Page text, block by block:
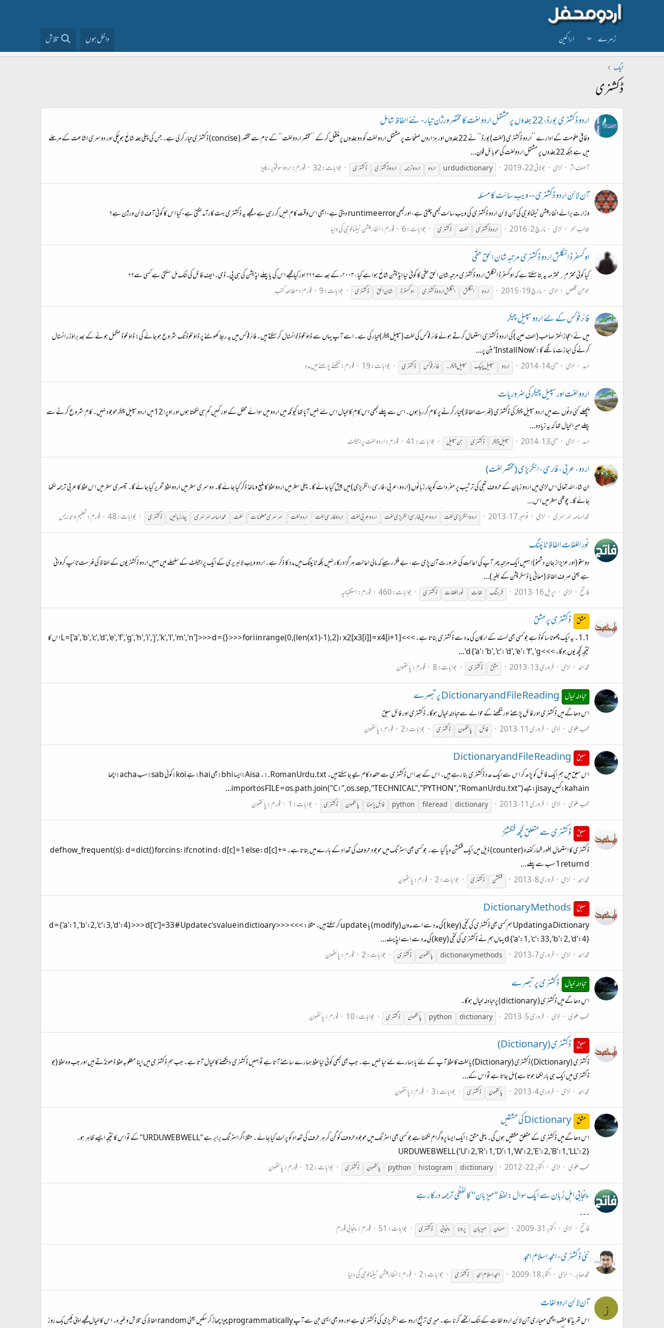
زمرے اراکین داخل ہوں تلاش
ٹیگ
ڈکشنری
اردو ڈکشنری بورڈ، 22 جلدوں پر مشتمل اردو لغت کا مختصر ورژن تیار - نئے الفاظ شامل
وفاقی حکومت کے ادارے ’’اردو ڈکشنری (لغت) بورڈ‘‘ نے 22 جلدوں اور ہزاروں صفحات پر مشتمل اردو لغت کو دو جلدوں پرمنتقل کر کے ’’مختصراردولغت‘‘ کے نام سے مختصر ( concise) ڈکشنری تیار کر لی ہے۔ جس کی پہلی جلد شائع ہوچکی اور دوسری اشاعت کے مرحلے
میں ہے جبکہ 22 جلدوں پر مشتمل اردولغت کی موبائل فون...
آصف اثر لڑی جولائی 22، 2019 urdu dictionary اردو اردو ترجمہ اردوڈکشنری ڈکشنری جوابات: 32 فورم:اردو سوفٹویر ریلیز
آن لائن اردو ڈکشنری -- ویب سائٹ کا مسئلہ
وزارت برائے انفارمیشن ٹیکنالوجی کی آن لائن اردو ڈکشنری کی ویب سائٹ کبھی چلتی ہے، اور کبھی runtime error دیتی ہے- ابھی اس وقت کام نہیں کر رہی ہے- مجھے یہ ڈکشنری بہت کارآمد لگتی ہے- کیا اس کا کوئی آف لائن ورژن ہے؟
طالب سحر لڑی مارچ 2، 2016 اردوڈکشنری لغت ڈکشنری جوابات: 6 فورم:انفارمیشن ٹیکنالوجی کی دنیا
اوکسفرڈ انگلش اردو ڈکشنری مرتبہ شان الحق حقّی
کیا کوئی محترم؍محترمہ یہ بتا سکتے ہے کہ اوکسفرڈ انگلش اردو ڈکشنری مرتبہ شان الحق حقّی کا کوئی نیا ایڈیشن شائع ہوا ہے کیا ،۲۰۰۳ء کے بعد سے؟؟؟ اور کیا مجھے اس کی یا پہلے ایڈیشن کی ہی پی۔ڈی۔ایف فائل کی لنک مل سکتی ہے کسی سے؟؟
مومن مخلص
لڑی مارچ 19، 2015 اردو انگلش انگلش اردوڈکشنری اوکسفرڈ شان الحق ڈکشنری جوابات: 9 فورم:مطالعہ کتب
فائرفوکس کے لئے اردو سپیل چیکر
میں نے اعجاز اختر صاحب ( الف عین ) کی اردو ڈکشنری استعمال کرتے ہوئے فائر فوکس کی لغت (سپیل چیکر) تیار کی ہے۔ اسے آپ یہاں سے ڈاؤنلوڈ/انسٹال کر سکتے ہیں۔ فائرفوکس میں یہ ربط کھولنے پر ڈاؤنلوڈنگ شروع ہو جائے گی: ڈاؤنلوڈ مکمل ہونے کے بعد براؤزر انسٹال
کرنے کی اجازت مانگے گا: 'Install Now' بٹن پر...
اسد لڑی مئی 14، 2014 اردو سپیل چیک سپیل چیکر۔ فائرفوکس ڈکشنری جوابات: 19 فورم:لکھنے پڑھنے میں مدد
اردو لغت اور سپیل چیکر کی ضروریات
پچھلے کئی دنوں سے میں اردو سپیل چیکر کی ڈکشنری (فہرستِ الفاظ) تیار کرنے پر کام کر رہا ہوں۔ اس سے پہلے کبھی اس کام کا خیال اس لئے نہیں آیا تھا کیونکہ میں اردو میں سوائے محفل کے اور کہیں کم ہی لکھتا ہوں اور اوپرا 12 میں اردو سپیل چیکر موجود نہیں۔ کام شروع کرنے سے
پہلے میرا خیال تھا کہ یہ زیادہ...
اسد لڑی مئی 13، 2014 سپیل چیکر ڈکشنری ہن سپیل جوابات: 41 فورم:اردو لغت پراجیکٹ‌
اردو ، عربی ، فارسی ، انگریزی (مختصر لغت)
ان شاء اللہ تعالیٰ اس لڑی میں اردو زبان کے حروف تہجی کی ترتیب پر مفردات کو چار زبانوں (اردو،عربی،فارسی،انگریزی) میں پیش کیا جائے گا۔ پہلی سطر میں اردو لفظ کا منبع و ماخذ ذکر کیا جائے گا۔ دوسری سطر میں اردو لفظ تحریر کیا جائے گا۔ تیسری سطر میں اس لفظ کا عربی ترجمہ لکھا
جائے گا۔ چوتھی سطر میں اس...
محمد اسامہ سَرسَری
لڑی نومبر 17، 2013 اردو انگریزی لغت اردو عربی فارسی انگریزی لغت اردو عربی لغت اردو فارسی لغت اردو لغت سرسری معلومات لغت محمد اسامہ سَرسَری چار زبانیں ڈکشنری جوابات: 48 فورم:تعلیم و تدریس
نور اللغات الفاظ ٹائپنگ
دوستو (اور عزیز از جان دشمنو)! ہمیں ایک مرتبہ پھر آپ کی اعانت کی ضرورت آن پڑی ہے، بے فکر رہیے کہ مالی اعانت ہر گز درکار نہیں بلکہ ٹائپنگ میں مدد کا ذکر ہے۔ اردو ویب لائبریری کے ایک پراجیکٹ کے سلسلے میں ہمیں اردو ڈکشنریوں کے الفاظ کی فہرست ٹائپ کروانی
ہے یعنی صرف الفاظ (معانی یا ڈسکرپشن کے بغیر)...
فاتح لڑی اپریل 16، 2013 فرہنگ لغات نور اللغات ڈکشنری جوابات: 460 فورم:استقبالیہ
مشق ڈکشنری پر مشق
1.1 ۔ یہ ایک چھوٹا سا کوڈ ہے جو کسی بھی لسٹ کے ارکان کی مدد سے ڈکشنری بناتا ہے۔ >>> L = ['a','b','c','d','e','f','g','h','i','j','k','l','m','n'] >>> d = {} >>> for i in range(0,(len(x1)-1),2): x2[x3[i]] = x4[i+1] اس کا
نتیجہ کچھ یوں ہوگا۔ >>> d {'a': 'b', 'c': 'd', 'e': 'f', 'g'...
محمداحمد لڑی فروری 13، 2013 مشق ڈکشنری جوابات: 8 فورم:پائتھون
تبادلہ خیال Dictionary and File Reading پر تبصرے
اس دھاگے میں ڈکشنری اور فائل پڑھنے اور لکھنے کے حوالے سے تبادلہ خیال ہوگا۔ ڈکشنری اور فائل سبق
محب علوی
لڑی فروری 11، 2013 فائل پائتھون ڈکشنری جوابات: 2 فورم:پائتھون
سبق Dictionary and File Reading
اس سبق میں ہم ایک فائل کو پڑھ کر اس سے ایک عدد ڈکشنری بنا رہے ہیں۔ اس کے بعد اس ڈکشنری سے متعدد کام لیے جا سکتے ہیں۔ RomanUrdu.txt .: ۔ Aisa:ایسا bhi:بھی hai:ہے koi:کوئی sab:سب acha:اچھا
kahain:کہیں jisay:جسے import os FILE = os.path.join("C:",os.sep,"TECHNICAL","PYTHON","RomanUrdu.txt")...
محب علوی
لڑی فروری 11، 2013 dictionary
file read
python فائل پڑھنا پائتھون ڈکشنری جوابات: 1 فورم:پائتھون
سبق ڈکشنری سے متعلق کچھ فنکشنز
ڈکشنری کا استعمال بطور شمار کنندہ (counter) ذیل میں ایک فنکشن دیا گیا ہے۔ جو کسی بھی اسٹرنگ میں موجود حروف کی تعداد کے بارے میں بتاتا ہے۔ def how_frequent(s): d = dict() for c in s: if c not in d: d[c] = 1 else: d[c] +=
1 return d سب سے پہلے...
محمداحمد لڑی فروری 8، 2013 فنکشن ڈکشنری جوابات: 2 فورم:پائتھون
سبق Dictionary Methods
Updating a Dictionary ہم کسی بھی ڈکشنری کی کنجی (key ) کی مدد سے اسے مدون (modify) یا update کر سکتے ہیں۔ مثلاً : >>> d = {'a':1,'b':2,'c':3,'d':4} >>> d['c']=33 # Update c's value in dictioary >>>
d {'a': 1, 'c': 33, 'b': 2, 'd': 4} یہاں ہم نے ڈکشنری کی کنجی (key) کی مدد سے اسے اپڈیٹ...
محمداحمد لڑی فروری 7، 2013 dictionary methods پائتھون ڈکشنری جوابات: 2 فورم:پائتھون
تبادلہ خیال ڈکشنری پر تبصرے
اس دھاگے میں ڈکشنری ( dictionary) پر تبادلہ خیال ہوگا۔
محب علوی
لڑی فروری 5، 2013 dictionary
python پائتھون ڈکشنری جوابات: 10 فورم:پائتھون
سبق ڈکشنری (Dictionary)
ڈکشنری (Dictionary) ڈکشنری (Dictionary) یا لغت کا لفظ آپ کے لئے یا ہمارے لئے نیا نہیں ہے۔ جب بھی کبھی کوئی نیا لفظ ہمارے سامنے آتا ہے تو ہمیں ڈکشنری دیکھنے کا خیال آتا ہے۔ جب ہم ڈکشنری میں اپنا مطلوبہ لفظ ڈھونڈتے ہیں اور جب وہ لفظ (جو
ڈکشنری میں ایک ہی بار لکھا ہوتا ہے) مل جاتا ہے تو اس کے...
محمداحمد لڑی فروری 4، 2013 پائتھون ڈکشنری جوابات: 3 فورم:پائتھون
مشق Dictionary کی مشقیں
اس دھاگے میں ڈکشنری کے متعلق مشقیں ہوں گی۔ پہلی مشق : ایک ایسا پروگرام لکھنا ہے جو کسی بھی اسٹرنگ میں موجود حروف کو گن کر ہر حرف کی تعداد کو پرنٹ کیا جائے ۔ مثلا اگر اسٹرنگ برابر ہے "URDUWEB WELL" کے تو اس کا نتیجہ ایسے ظاہر ہو۔
URDUWEB WELL {'U':2,'R':1,'D':1,'W':2,'E':2,'B':1,'LL':2}
محب علوی
لڑی اکتوبر 22، 2012 dictionary
histogram
python پائتھون ڈکشنری جوابات: 12 فورم:پائتھون
پنجابی اہلِ زبان سے ایک سوال: لفظ "میزبان" کا لفظی ترجمہ درکار ہے
۔۔۔
فاتح لڑی اکتوبر 31، 2009 مہمان میزبان پرونا پنجابی ڈکشنری جوابات: 51 فورم:پنجابی فورم
نئی ڈکشنری - امجد اسلام امجد
محمدصابر لڑی اکتوبر 18، 2009 امجد اسلام امجد ڈکشنری جوابات: 2 فورم:انفارمیشن ٹیکنالوجی کی دنیا
ز آن‌لائن اردو لغات
اس تھریڈ کا مقصد اچھی معیاری آن‌لائن اردو لغات کے لنک اکٹھے کرنا ہے۔ میری ترجیح اردو سے انگریزی کی ڈکشنری ہے اور وہ بھی ایسی جن سے آپ programmatically چیڑ چھاڑ کر سکیں یعنی random الفاظ کی تلاش وغیرہ۔ اس کا خیال مجھے اپنی فیس‌بک روز